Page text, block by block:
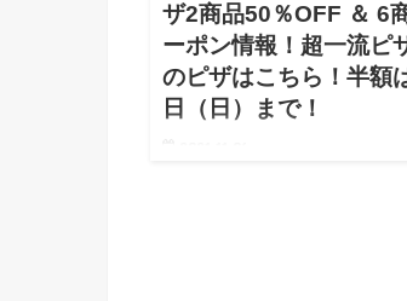
ザ2商品50％OFF ＆ 6
ーポン情報！超一流ピ
のピザはこちら！半額
日（日）まで！​